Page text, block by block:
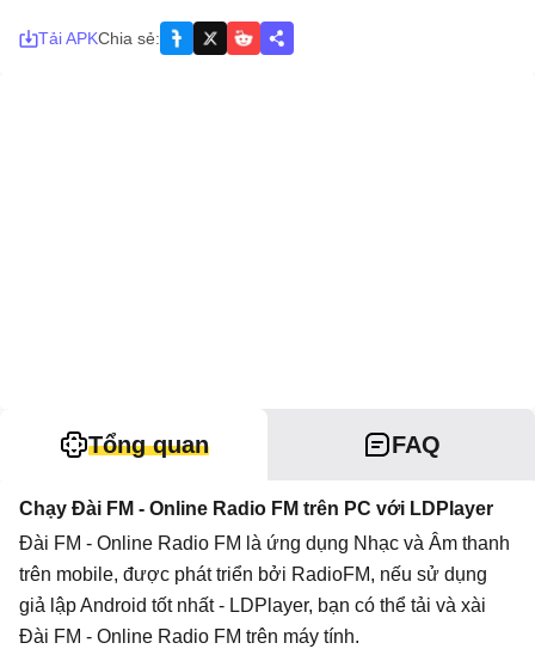
Tải APKChia sẻ:
Tổng quan FAQ
Chạy Đài FM - Online Radio FM trên PC với LDPlayer
Đài FM - Online Radio FM là ứng dụng Nhạc và Âm thanh
trên mobile, được phát triển bởi RadioFM, nếu sử dụng
giả lập Android tốt nhất - LDPlayer, bạn có thể tải và xài
Đài FM - Online Radio FM trên máy tính.